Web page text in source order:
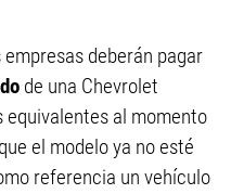
deberán pagar
de una Chevrolet
al momento
el modelo ya no esté
referencia un vehículo